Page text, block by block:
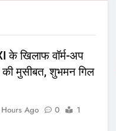
के खिलाफ वॉर्म-अप
की मुसीबत, शुभमन गिल
Ago 0
1